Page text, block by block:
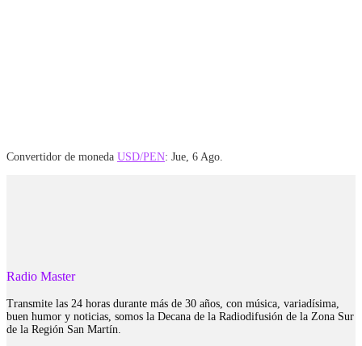
Convertidor de moneda USD/PEN: Jue, 6 Ago.
Radio Master
Transmite las 24 horas durante más de 30 años, con música, variadísima,
buen humor y noticias, somos la Decana de la Radiodifusión de la Zona Sur
de la Región San Martín.